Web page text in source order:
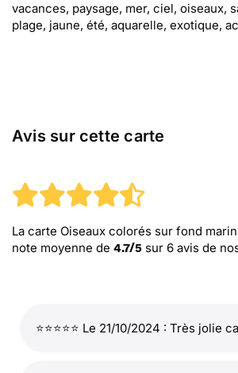
vacances, paysage, mer, ciel, oiseaux,
plage, jaune, été, aquarelle, exotique,
Avis sur cette carte
La carte Oiseaux colorés sur fond
note moyenne de 4.7/5 sur 6 avis de
⭐⭐⭐⭐⭐ Le 21/10/2024 : Très jolie